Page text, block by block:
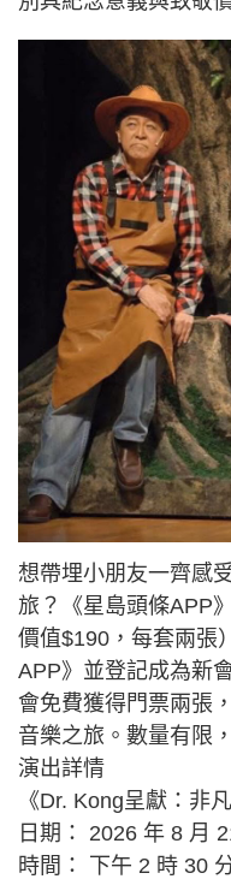
想帶埋小朋友一齊感
旅？《星島頭條APP
價值$190，每套兩張
APP》並登記成為新
會免費獲得門票兩張
音樂之旅。數量有限
演出詳情
《Dr. Kong呈獻：非
日期： 2026 年 8 月
時間： 下午 2 時 30